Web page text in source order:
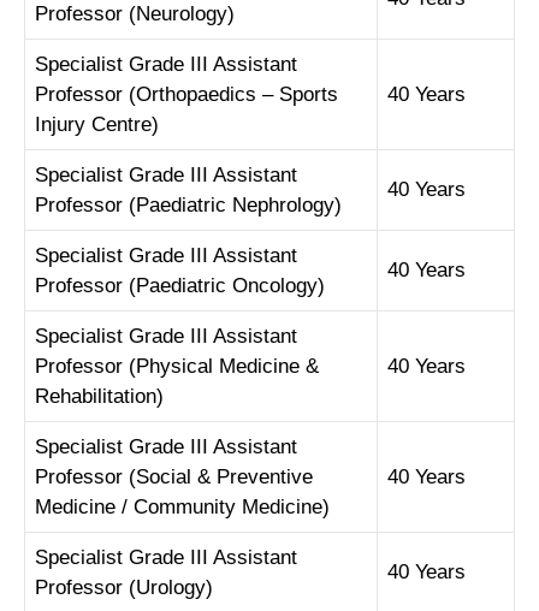
Professor (Neurology)
Specialist Grade III Assistant
Professor (Orthopaedics – Sports
Injury Centre)
40 Years
Specialist Grade III Assistant
Professor (Paediatric Nephrology)
40 Years
Specialist Grade III Assistant
Professor (Paediatric Oncology)
40 Years
Specialist Grade III Assistant
Professor (Physical Medicine &
Rehabilitation)
40 Years
Specialist Grade III Assistant
Professor (Social & Preventive
Medicine / Community Medicine)
40 Years
Specialist Grade III Assistant
Professor (Urology)
40 Years